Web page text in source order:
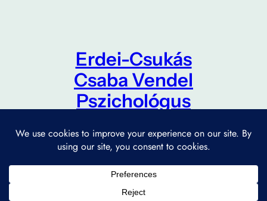
Erdei-Csukás
Csaba Vendel
Pszichológus
1054. Budapest, Alkotmány utca 4. 2. emelet 6/E
​(„Rendelő” kapucsengő)
Adatvédelmi nyilatkozat